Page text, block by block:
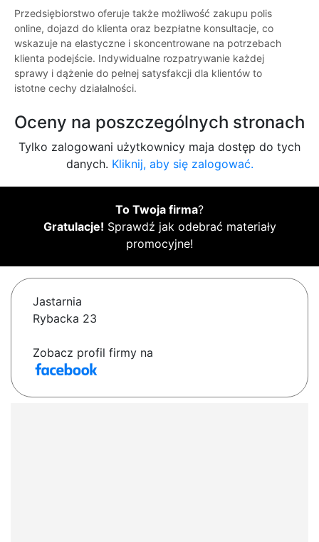
Przedsiębiorstwo oferuje także możliwość zakupu polis
online, dojazd do klienta oraz bezpłatne konsultacje, co
wskazuje na elastyczne i skoncentrowane na potrzebach
klienta podejście. Indywidualne rozpatrywanie każdej
sprawy i dążenie do pełnej satysfakcji dla klientów to
istotne cechy działalności.
Oceny na poszczególnych stronach
Tylko zalogowani użytkownicy maja dostęp do tych
danych. Kliknij, aby się zalogować.
To Twoja firma?
Gratulacje! Sprawdź jak odebrać materiały
promocyjne!
Jastarnia
Rybacka 23
Zobacz profil firmy na